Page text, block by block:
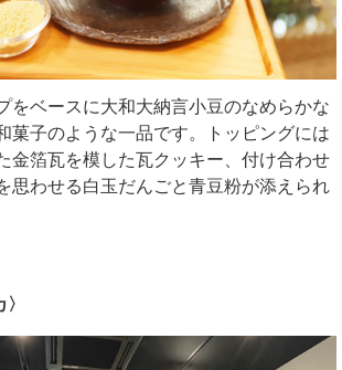
をベースに大和大納言小豆のなめらかな
菓子のような一品です。トッピングには
金箔瓦を模した瓦クッキー、付け合わせ
思わせる白玉だんごと青豆粉が添えられ
〉